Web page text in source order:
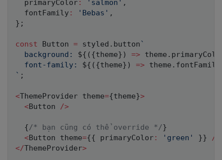
  primaryColor
: 'salmon' ,
  fontFamily
: 'Bebas' ,
} ;
const Button = styled . button`
  background:
${ ( {theme} ) => theme .
  font-family:
${ ( {theme} ) => theme . fontFamily
` ;
<ThemeProvider theme={theme}>
<Button />
{/* bạn cũng có thể override */}
<Button theme={{ primaryColor: 'green' }} /
</ThemeProvider>